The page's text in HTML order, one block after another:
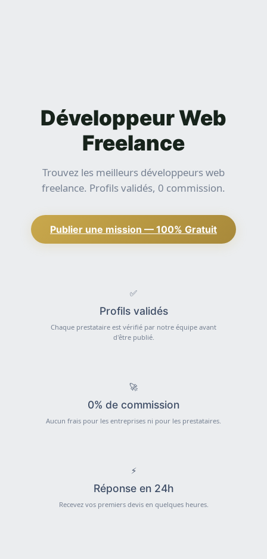
Développeur Web
Freelance
Trouvez les meilleurs développeurs web
freelance. Profils validés, 0 commission.
Publier une mission — 100% Gratuit
✅
Profils validés
Chaque prestataire est vérifié par notre équipe avant
d'être publié.
🚀
0% de commission
Aucun frais pour les entreprises ni pour les prestataires.
⚡
Réponse en 24h
Recevez vos premiers devis en quelques heures.